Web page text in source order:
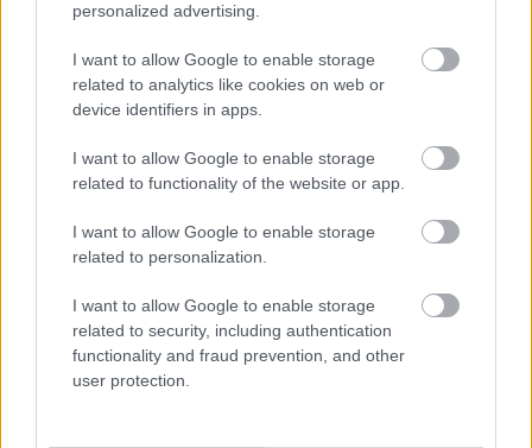
personalized advertising.
I want to allow Google to enable storage
related to analytics like cookies on web or
device identifiers in apps.
I want to allow Google to enable storage
related to functionality of the website or app.
I want to allow Google to enable storage
related to personalization.
I want to allow Google to enable storage
related to security, including authentication
functionality and fraud prevention, and other
user protection.
Πιερρακάκης: Μηδενίζονται οι χρεώσεις
για αναλήψεις από ΑΤΜ
, 23 Ιουνίου 2025 || Οικονομία